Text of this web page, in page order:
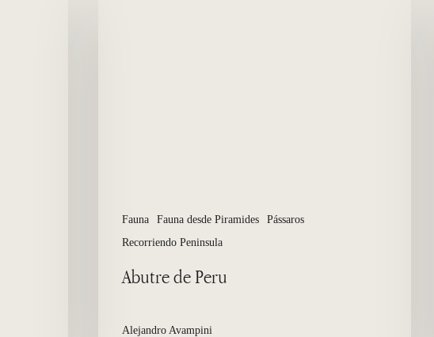
Fauna Fauna desde Piramides
Pássaros
Recorriendo Peninsula
Abutre de Peru
Alejandro Avampini